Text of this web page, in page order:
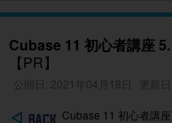
Cubase 11 初心者講座
【PR】
公開日: 2021年04月18日 更新
Cubase 11 初心者講